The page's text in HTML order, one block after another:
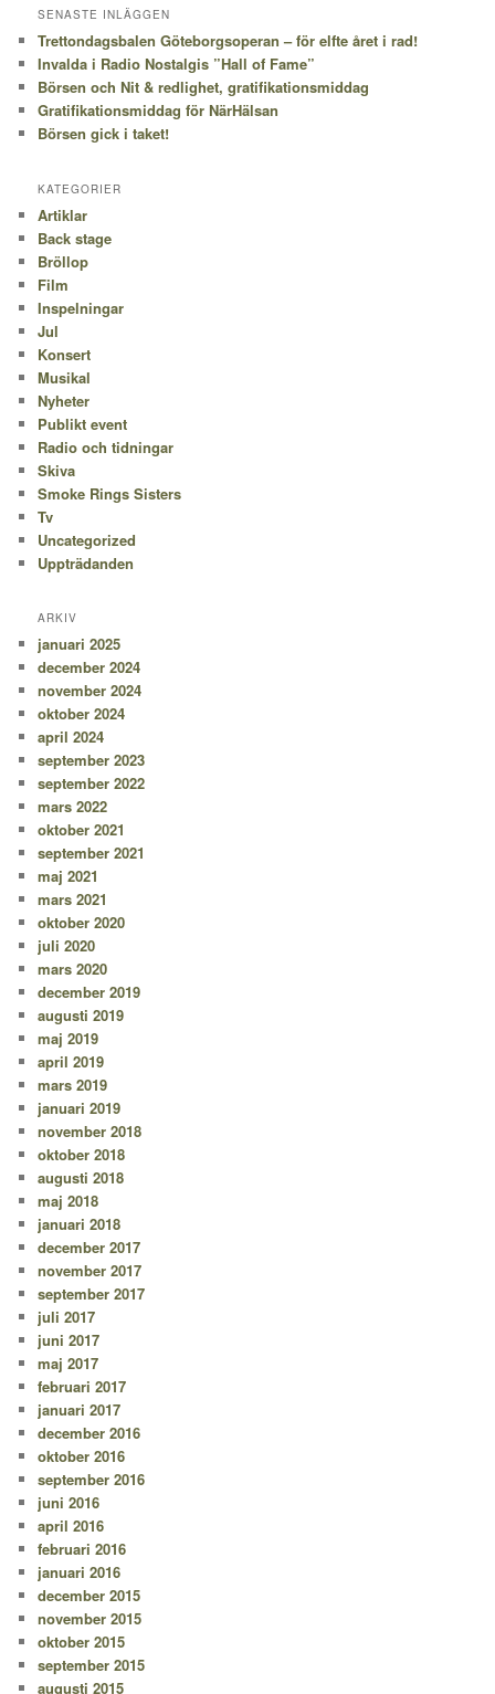
SENASTE INLÄGGEN
Trettondagsbalen Göteborgsoperan – för elfte året i rad!
Invalda i Radio Nostalgis ”Hall of Fame”
Börsen och Nit & redlighet, gratifikationsmiddag
Gratifikationsmiddag för NärHälsan
Börsen gick i taket!
KATEGORIER
Artiklar
Back stage
Bröllop
Film
Inspelningar
Jul
Konsert
Musikal
Nyheter
Publikt event
Radio och tidningar
Skiva
Smoke Rings Sisters
Tv
Uncategorized
Uppträdanden
ARKIV
januari 2025
december 2024
november 2024
oktober 2024
april 2024
september 2023
september 2022
mars 2022
oktober 2021
september 2021
maj 2021
mars 2021
oktober 2020
juli 2020
mars 2020
december 2019
augusti 2019
maj 2019
april 2019
mars 2019
januari 2019
november 2018
oktober 2018
augusti 2018
maj 2018
januari 2018
december 2017
november 2017
september 2017
juli 2017
juni 2017
maj 2017
februari 2017
januari 2017
december 2016
oktober 2016
september 2016
juni 2016
april 2016
februari 2016
januari 2016
december 2015
november 2015
oktober 2015
september 2015
augusti 2015